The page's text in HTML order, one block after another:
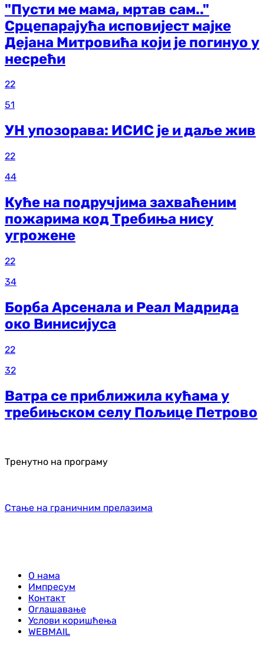
"Пусти ме мама, мртав сам.."
Срцепарајућа исповијест мајке
Дејана Митровића који је погинуо у
несрећи
22
51
УН упозорава: ИСИС је и даље жив
22
44
Куће на подручјима захваћеним
пожарима код Требиња нису
угрожене
22
34
Борба Арсенала и Реал Мадрида
око Винисијуса
22
32
Ватра се приближила кућама у
требињском селу Пољице Петрово
Тренутно на програму
Стање на граничним прелазима
О нама
Импресум
Контакт
Оглашавање
Услови коришћења
WEBMAIL